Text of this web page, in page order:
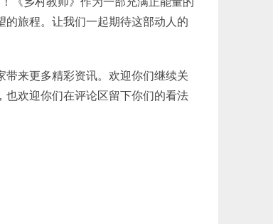
旅程。让我们一起期待这部动人的
来更多精彩资讯。欢迎你们继续关
欢迎你们在评论区留下你们的看法